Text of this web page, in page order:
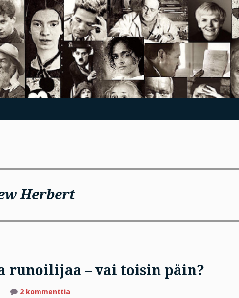
Herbert
runoilijaa – vai toisin päin?
2 kommenttiaartikkeliin